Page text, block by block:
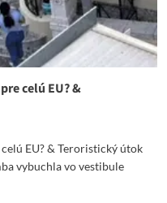
celú EU? &
EU? & Teroristický útok
vybuchla vo vestibule